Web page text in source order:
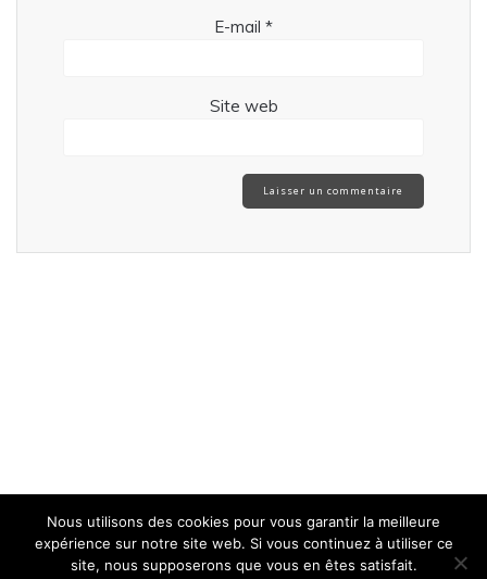
E-mail *
Site web
Nous utilisons des cookies pour vous garantir la meilleure
expérience sur notre site web. Si vous continuez à utiliser ce
site, nous supposerons que vous en êtes satisfait.